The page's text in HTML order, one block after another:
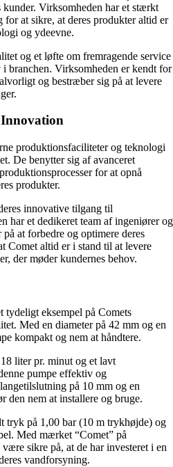
Virksomheden har et stærkt
at sikre, at deres produkter altid er
og ydeevne.
og et løfte om fremragende service
branchen. Virksomheden er kendt for
og bestræber sig på at levere
produktionsfaciliteter og teknologi
De benytter sig af avanceret
for at opnå
produkter.
innovative tilgang til
har et dedikeret team af ingeniører og
at forbedre og optimere deres
Comet altid er i stand til at levere
der møder kundernes behov.
tydeligt eksempel på Comets
Med en diameter på 42 mm og en
kompakt og nem at håndtere.
liter pr. minut og et lavt
pumpe effektiv og
på 10 mm og en
den nem at installere og bruge.
tryk på 1,00 bar (10 m trykhøjde) og
Med mærket “Comet” på
sikre på, at de har investeret i en
vandforsyning.